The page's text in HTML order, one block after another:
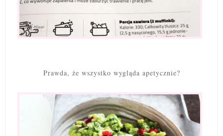
Prawda, że wszystko wygląda apetycznie?